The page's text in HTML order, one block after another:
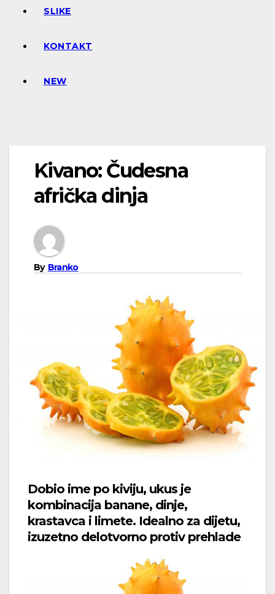
SLIKE
KONTAKT
NEW
Kivano: Čudesna
afrička dinja
By Branko
Dobio ime po kiviju, ukus je
kombinacija banane, dinje,
krastavca i limete. Idealno za dijetu,
izuzetno delotvorno protiv prehlade